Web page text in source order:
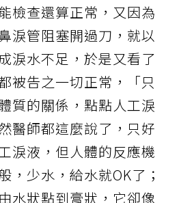
檢查還算正常，又因為
淚管阻塞開過刀，就以
淚水不足，於是又看了
被告之一切正常，「只
質的關係，點點人工淚
醫師都這麼說了，只好
淚液，但人體的反應機
，少水，給水就OK了；
水狀點到膏狀，它卻像